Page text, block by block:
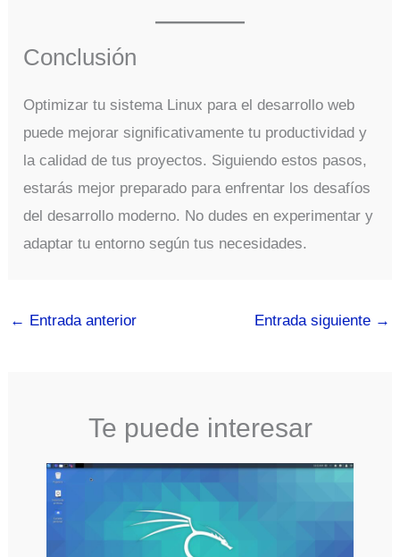
Conclusión
Optimizar tu sistema Linux para el desarrollo web
puede mejorar significativamente tu productividad y
la calidad de tus proyectos. Siguiendo estos pasos,
estarás mejor preparado para enfrentar los desafíos
del desarrollo moderno. No dudes en experimentar y
adaptar tu entorno según tus necesidades.
← Entrada anterior Entrada siguiente →
Te puede interesar